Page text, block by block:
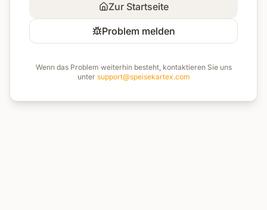
Zur Startseite
Problem melden
Wenn das Problem weiterhin besteht, kontaktieren Sie uns
unter support@speisekartex.com